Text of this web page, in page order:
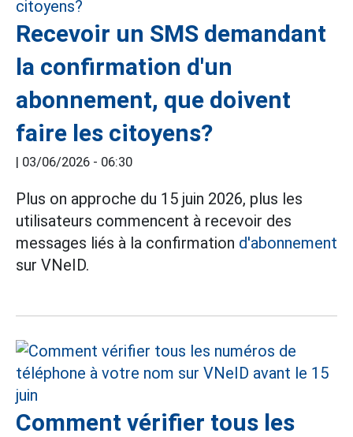
Recevoir un SMS demandant
la confirmation d'un
abonnement, que doivent
faire les citoyens?
| 03/06/2026 - 06:30
Plus on approche du 15 juin 2026, plus les
utilisateurs commencent à recevoir des
messages liés à la confirmation d'abonnement
sur VNeID.
Comment vérifier tous les